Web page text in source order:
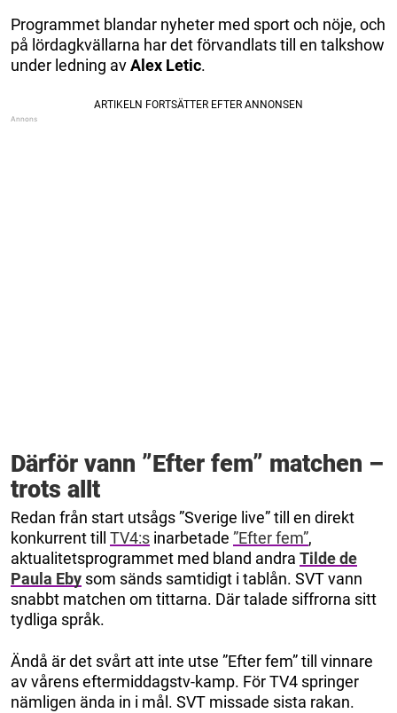
Programmet blandar nyheter med sport och nöje, och
på lördagkvällarna har det förvandlats till en talkshow
under ledning avAlex Letic.
Därför vann ”Efter fem” matchen –
trots allt
Redan från start utsågs ”Sverige live” till en direkt
konkurrent till TV4:s inarbetade ”Efter fem”,
aktualitetsprogrammet med bland andra Tilde de
Paula Eby som sänds samtidigt i tablån. SVT vann
snabbt matchen om tittarna. Där talade siffrorna sitt
tydliga språk.
Ändå är det svårt att inte utse ”Efter fem” till vinnare
av vårens eftermiddagstv-kamp. För TV4 springer
nämligen ända in i mål. SVT missade sista rakan.